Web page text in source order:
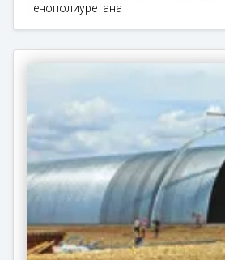
пенополиуретана